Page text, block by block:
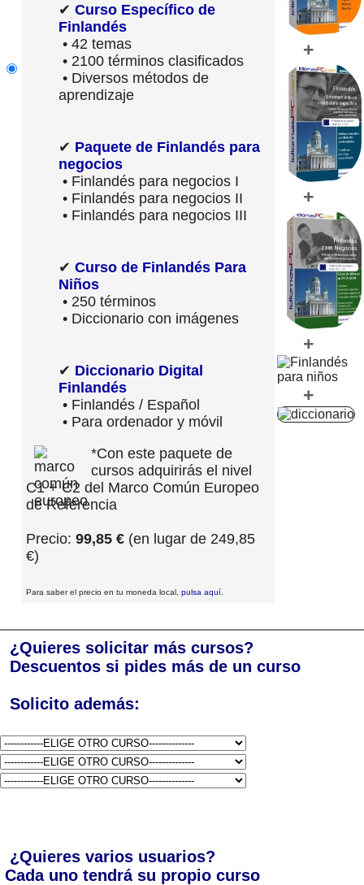
✔ Curso Específico de
Finlandés
• 42 temas
• 2100 términos clasificados
• Diversos métodos de
aprendizaje
✔ Paquete de Finlandés para
negocios
• Finlandés para negocios I
• Finlandés para negocios II
• Finlandés para negocios III
✔ Curso de Finlandés Para
Niños
• 250 términos
• Diccionario con imágenes
✔ Diccionario Digital
Finlandés
• Finlandés / Español
• Para ordenador y móvil
*Con este paquete de
cursos adquirirás el nivel
C1 + C2 del Marco Común Europeo
de Referencia
Precio: 99,85 € (en lugar de 249,85
€)
Para saber el precio en tu moneda local, pulsa aquí
+
+
+
+
¿Quieres solicitar más cursos?
Descuentos si pides más de un curso
Solicito además:
¿Quieres varios usuarios?
Cada uno tendrá su propio curso